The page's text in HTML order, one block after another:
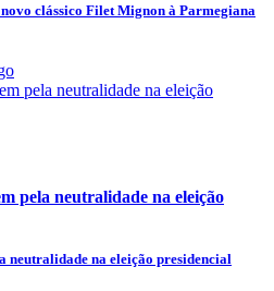
clássico Filet Mignon à Parmegiana
pela neutralidade na eleição
neutralidade na eleição presidencial